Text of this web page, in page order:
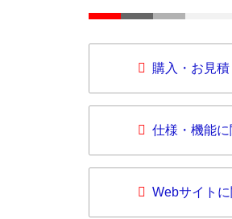
購入・お見
仕様・機能
Webサイト